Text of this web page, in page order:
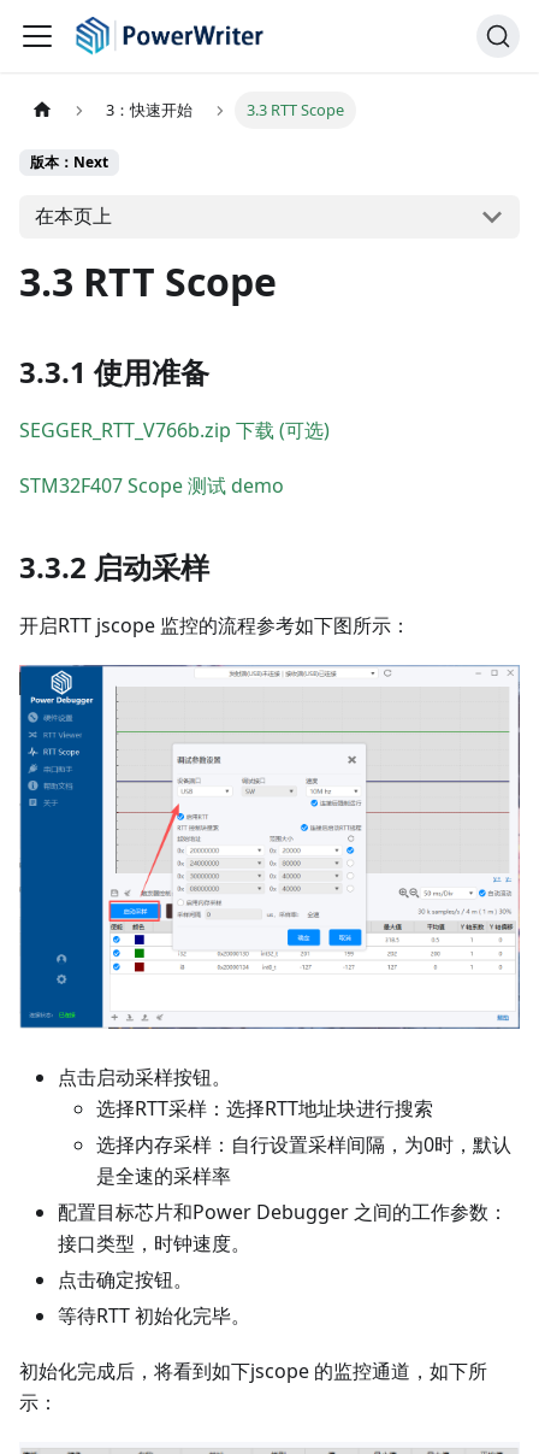
3：快速开始 3.3 RTT Scope
版本：Next
在本页上
3.3 RTT Scope
3.3.1 使用准备
SEGGER_RTT_V766b.zip 下载 (可选)
STM32F407 Scope 测试 demo
3.3.2 启动采样
开启RTT jscope 监控的流程参考如下图所示：
点击启动采样按钮。
选择RTT采样：选择RTT地址块进行搜索
选择内存采样：自行设置采样间隔，为0时，默认
是全速的采样率
配置目标芯片和Power Debugger 之间的工作参数：
接口类型，时钟速度。
点击确定按钮。
等待RTT 初始化完毕。
初始化完成后，将看到如下jscope 的监控通道，如下所
示：